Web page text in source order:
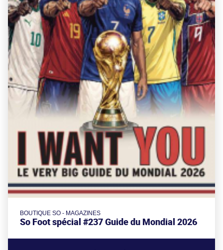
BOUTIQUE SO - MAGAZINES
So Foot spécial #237 Guide du Mondial 2026